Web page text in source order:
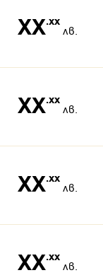
XX.xx
лв.
XX.xx
лв.
XX.xx
лв.
XX.xx
лв.